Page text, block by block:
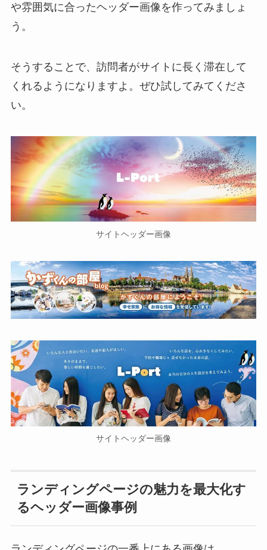
や雰囲気に合ったヘッダー画像を作ってみましょ
う。
そうすることで、訪問者がサイトに長く滞在して
くれるようになりますよ。ぜひ試してみてくださ
い。
サイトヘッダー画像
サイトヘッダー画像
ランディングページの魅力を最大化す
るヘッダー画像事例